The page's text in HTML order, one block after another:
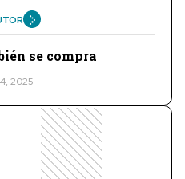
se compra
2025